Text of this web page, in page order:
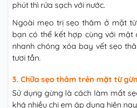
phút thì rửa sạch với nước.
Ngoài mẹo trị sẹo thâm ở mặt
bạn có thể kết hợp cùng với mật
nhanh chóng xóa bay vết sẹo
tươi tắn.
3. Chữa sẹo thâm trên mặt từ
Sử dụng gừng là cách làm mất
khá nhiều chị em áp dụng hiện